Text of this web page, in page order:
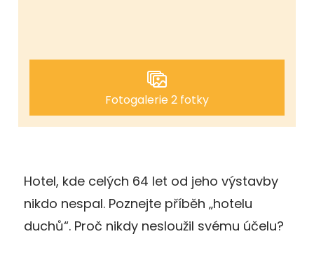
Fotogalerie 2 fotky
Hotel, kde celých 64 let od jeho výstavby
nikdo nespal. Poznejte příběh „hotelu
duchů“. Proč nikdy nesloužil svému účelu?